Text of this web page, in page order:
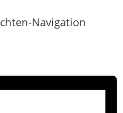
Navigation